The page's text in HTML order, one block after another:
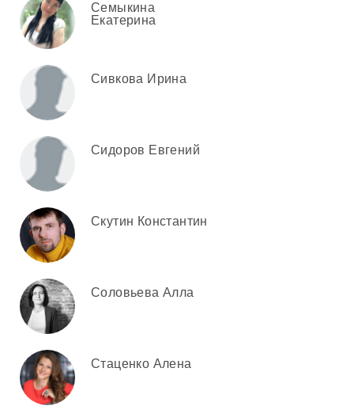
Семыкина
Екатерина
Сивкова Ирина
Сидоров Евгений
Скутин Константин
Соловьева Алла
Стаценко Алена